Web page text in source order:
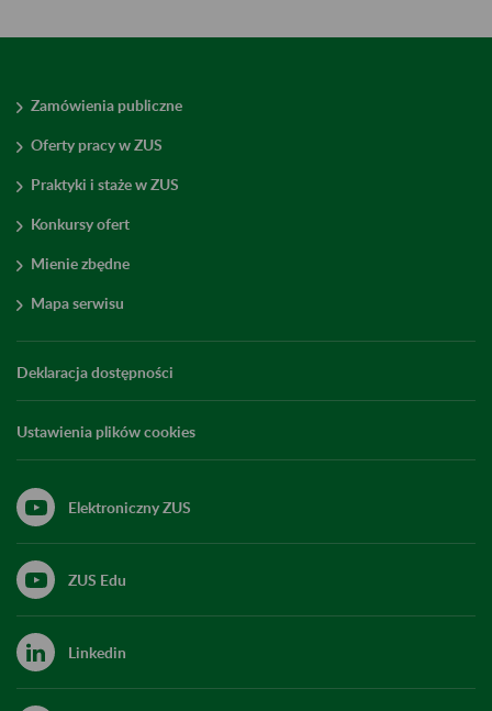
Zamówienia publiczne
Oferty pracy w ZUS
Praktyki i staże w ZUS
Konkursy ofert
Mienie zbędne
Mapa serwisu
Deklaracja dostępności
Ustawienia plików cookies
Elektroniczny ZUS
ZUS Edu
Linkedin